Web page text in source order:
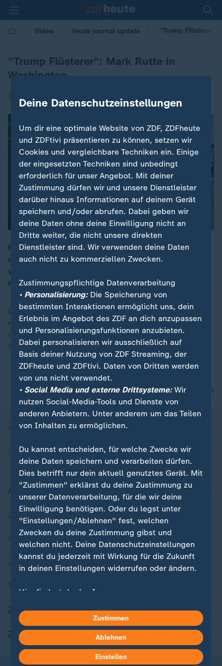
Video heute journal update "Trump Flüsterer":
"Trump Flüsterer": Mark Rutte in
Washington
23.06.2026 | 11:13
00:13
Rutte sei es beim Treffen ein weiteres Mal gelungen,
mit all seinen Schmeicheleien, den über die NATO
verärgerten Trump wieder milde zu stimmen, sagt
Korrespondentin Heike Slansky.
Die aktualisierte Spätausgabe des "heute journal"
rundet den Nachrichtentag im ZDF ab – mit den
neuesten Nachrichten, Hintergrundberichten,
Schaltgesprächen und Interviews.
nach oben
Aktuell bei ZDFheute
Zuletzt veröffentlicht
Aktuelle Sendungs-Videos
ZDFheute Stories
ZDFheute Update
ZDFheute Apps
Deine Datenschutzeinstellungen
Um dir eine optimale Website von ZDF, ZDFheute
und ZDFtivi präsentieren zu können, setzen wir
Cookies und vergleichbare Techniken ein. Einige
der eingesetzten Techniken sind unbedingt
erforderlich für unser Angebot. Mit deiner
Zustimmung dürfen wir und unsere Dienstleister
darüber hinaus Informationen auf deinem Gerät
speichern und/oder abrufen. Dabei geben wir
deine Daten ohne deine Einwilligung nicht an
Dritte weiter, die nicht unsere direkten
Dienstleister sind. Wir verwenden deine Daten
auch nicht zu kommerziellen Zwecken.
Zustimmungspflichtige Datenverarbeitung
• Personalisierung:Die Speicherung von
bestimmten Interaktionen ermöglicht uns, dein
Erlebnis im Angebot des ZDF an dich anzupassen
und Personalisierungsfunktionen anzubieten.
Dabei personalisieren wir ausschließlich auf
Basis deiner Nutzung von ZDF Streaming, der
ZDFheute und ZDFtivi. Daten von Dritten werden
von uns nicht verwendet.
• Social Media und externe Drittsysteme:Wir
nutzen Social-Media-Tools und Dienste von
anderen Anbietern. Unter anderem um das Teilen
von Inhalten zu ermöglichen.
Du kannst entscheiden, für welche Zwecke wir
deine Daten speichern und verarbeiten dürfen.
Dies betrifft nur dein aktuell genutztes Gerät. Mit
"Zustimmen" erklärst du deine Zustimmung zu
unserer Datenverarbeitung, für die wir deine
Einwilligung benötigen. Oder du legst unter
"Einstellungen/Ablehnen" fest, welchen
Zwecken du deine Zustimmung gibst und
welchen nicht. Deine Datenschutzeinstellungen
kannst du jederzeit mit Wirkung für die Zukunft
in deinen Einstellungen widerrufen oder ändern.
Hier findest du das Impressum.
Datenschutzerklärung.Zustimmen
Ablehnen
Einstellen